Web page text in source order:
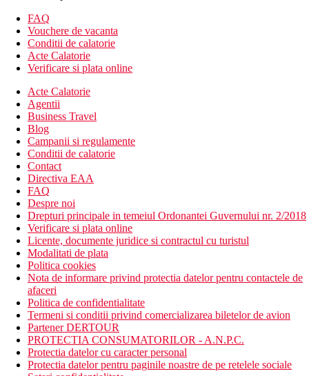
relaxare
bar langa piscina
WiFi gratuit
sala de fitness
menaj zilnic
sali de conferinte / petreceri (contra cost)
servicii de curatatorie (contra cost)
schimb valutar
terasa
gradina
parcare (contra cost)
Descrierea plajei
plaja lunga de nisip este situata la cca 300 m de hotel.
sezlonguri si umbrele pe plaja contra cost.
Activitati sportive gratuite
divertisment de seara
muzica/spectacol live
fitness
Activitati sportive contra cost
biliard
teren de golf (la maxim 3 km)
inchiriere de biciclete
Masa
FAQ
Vouchere de vacanta
Conditii de calatorie
Acte Calatorie
Verificare si plata online
Acte Calatorie
Agentii
Business Travel
Blog
Campanii si regulamente
Conditii de calatorie
Contact
Directiva EAA
FAQ
Despre noi
Drepturi principale in temeiul Ordonantei Guvernului nr. 2/2018
Verificare si plata online
Licente, documente juridice si contractul cu turistul
Modalitati de plata
Politica cookies
Nota de informare privind protectia datelor pentru contactele de
afaceri
Politica de confidentialitate
Termeni si conditii privind comercializarea biletelor de avion
Partener DERTOUR
PROTECTIA CONSUMATORILOR - A.N.P.C.
Protectia datelor cu caracter personal
Protectia datelor pentru paginile noastre de pe retelele sociale